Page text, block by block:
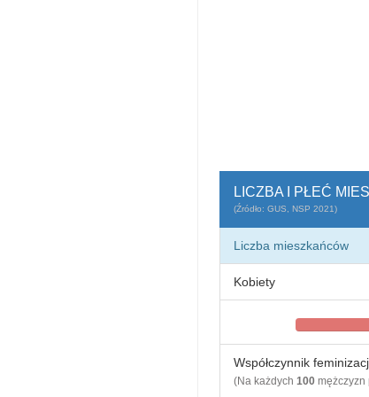
LICZBA I PŁEĆ
(Źródło: GUS, NSP 2021)
Liczba mieszkańców
Kobiety
Współczynnik
(Na każdych 100mężczyzn